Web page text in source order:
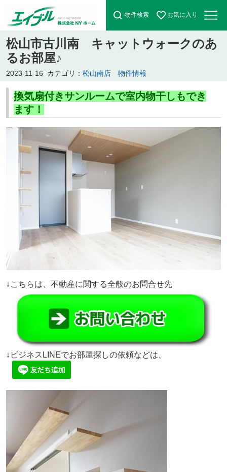
物件検索 お気に入り
松山市古川南 キャットウォークのあ
るお部屋♪
2023-11-16 カテゴリ： 松山南店 物件情報
換気扇付きサンルームで室内物干しもでき
ます！
↓こちらは、不動産に関する全般のお問合せ先
↓ビジネスLINEでお部屋探しの依頼などは、